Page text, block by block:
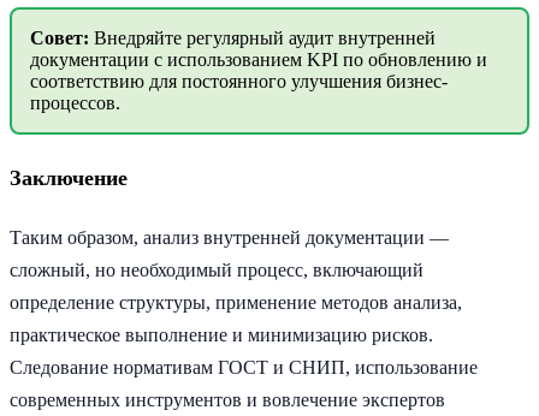
Совет: Внедряйте регулярный аудит внутренней
документации с использованием KPI по обновлению и
соответствию для постоянного улучшения бизнес-
процессов.
Заключение
Таким образом, анализ внутренней документации —
сложный, но необходимый процесс, включающий
определение структуры, применение методов анализа,
практическое выполнение и минимизацию рисков.
Следование нормативам ГОСТ и СНИП, использование
современных инструментов и вовлечение экспертов